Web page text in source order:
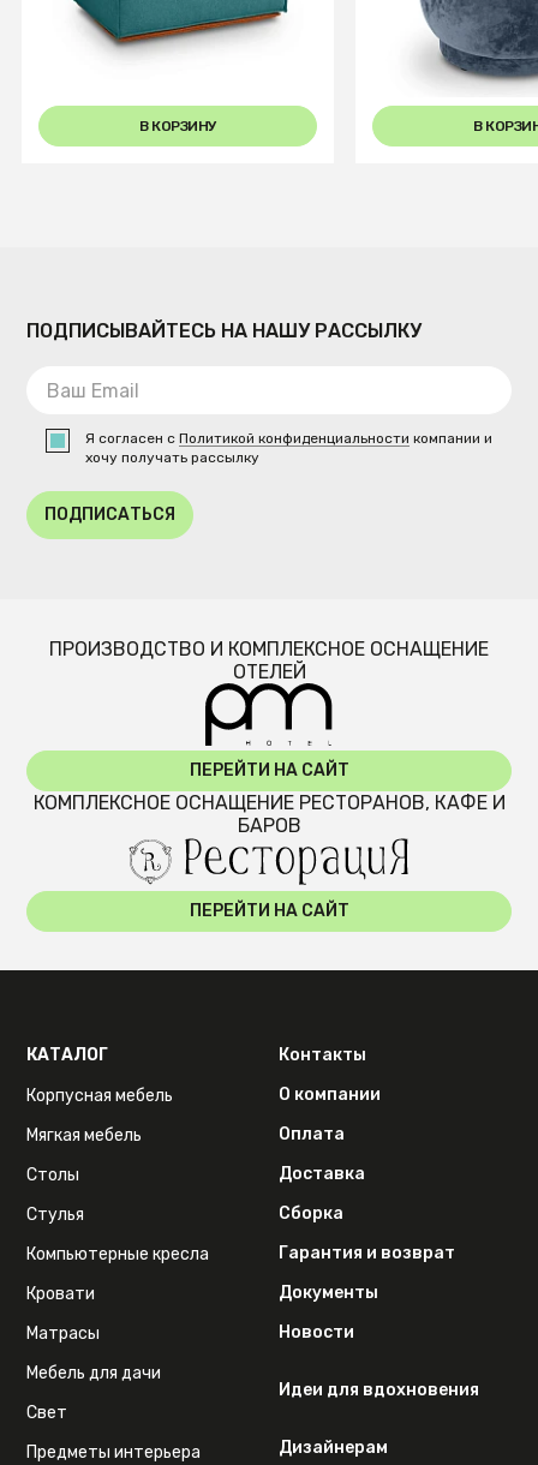
В КОРЗИНУ В
ПОДПИСЫВАЙТЕСЬ НА НАШУ РАССЫЛКУ
Я согласен сПолитикой конфиденциальности компании и
хочу получать рассылку
ПОДПИСАТЬСЯ
ПРОИЗВОДСТВО И КОМПЛЕКСНОЕ ОСНАЩЕНИЕ
ОТЕЛЕЙ
ПЕРЕЙТИ НА САЙТ
КОМПЛЕКСНОЕ ОСНАЩЕНИЕ РЕСТОРАНОВ, КАФЕ И
БАРОВ
ПЕРЕЙТИ НА САЙТ
КАТАЛОГ
Корпусная мебель
Мягкая мебель
Столы
Стулья
Компьютерные кресла
Кровати
Матрасы
Мебель для дачи
Свет
Предметы интерьера
Контакты
О компании
Оплата
Доставка
Сборка
Гарантия и возврат
Документы
Новости
Идеи для вдохновения
Дизайнерам